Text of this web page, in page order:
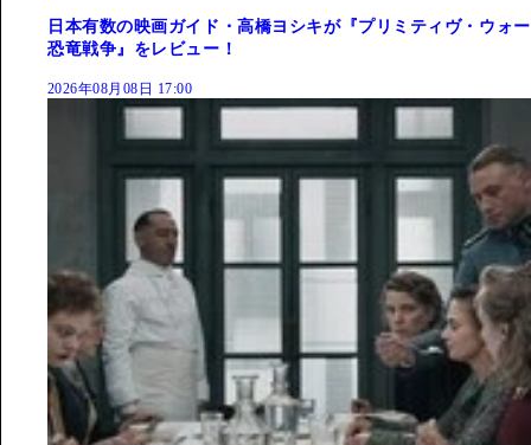
日本有数の映画ガイド・高橋ヨシキが『プリミティヴ・ウォー
恐竜戦争』をレビュー！
2026年08月08日 17:00